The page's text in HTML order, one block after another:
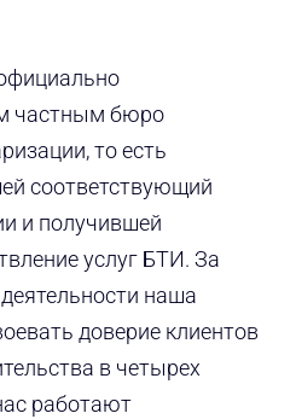
частным бюро
то есть
соответствующий
и получившей
услуг БТИ. За
наша
доверие клиентов
в четырех
работают